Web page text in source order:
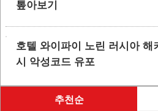
톺아보기
호텔 와이파이 노린 러시아 해
시 악성코드 유포
추천순